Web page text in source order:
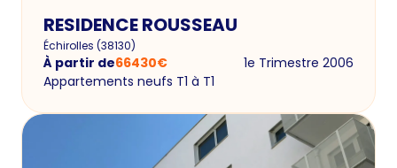
RESIDENCE ROUSSEAU
Échirolles (38130)
À partir de66430€
1e Trimestre 2006
Appartements neufs T1 à T1